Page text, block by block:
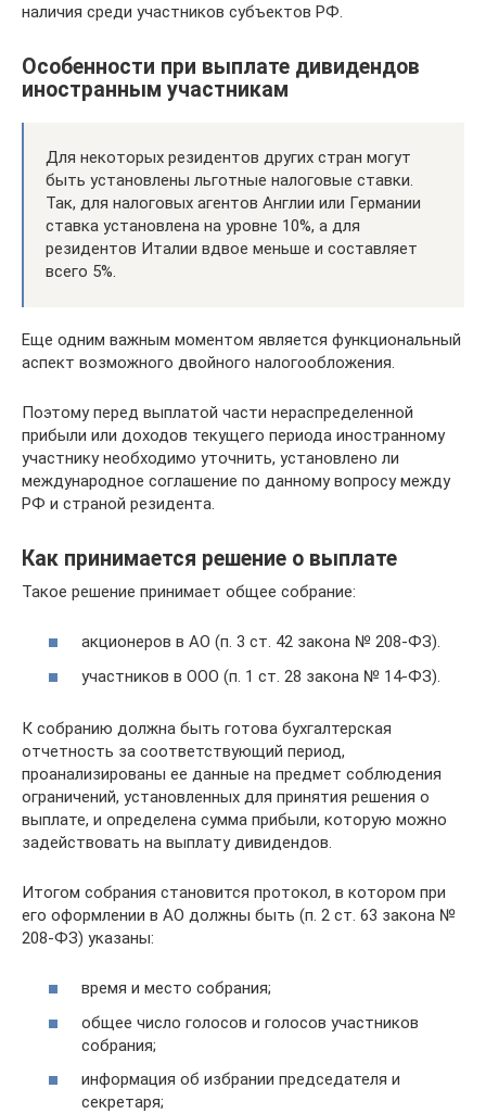
наличия среди участников субъектов РФ.
Особенности при выплате дивидендов
иностранным участникам
Для некоторых резидентов других стран могут
быть установлены льготные налоговые ставки.
Так, для налоговых агентов Англии или Германии
ставка установлена на уровне 10%, а для
резидентов Италии вдвое меньше и составляет
всего 5%.
Еще одним важным моментом является функциональный
аспект возможного двойного налогообложения.
Поэтому перед выплатой части нераспределенной
прибыли или доходов текущего периода иностранному
участнику необходимо уточнить, установлено ли
международное соглашение по данному вопросу между
РФ и страной резидента.
Как принимается решение о выплате
Такое решение принимает общее собрание:
акционеров в АО (п. 3 ст. 42 закона № 208-ФЗ).
участников в ООО (п. 1 ст. 28 закона № 14-ФЗ).
К собранию должна быть готова бухгалтерская
отчетность за соответствующий период,
проанализированы ее данные на предмет соблюдения
ограничений, установленных для принятия решения о
выплате, и определена сумма прибыли, которую можно
задействовать на выплату дивидендов.
Итогом собрания становится протокол, в котором при
его оформлении в АО должны быть (п. 2 ст. 63 закона №
208-ФЗ) указаны:
время и место собрания;
общее число голосов и голосов участников
собрания;
информация об избрании председателя и
секретаря;